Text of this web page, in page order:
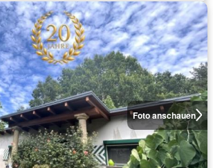
Foto anschauen